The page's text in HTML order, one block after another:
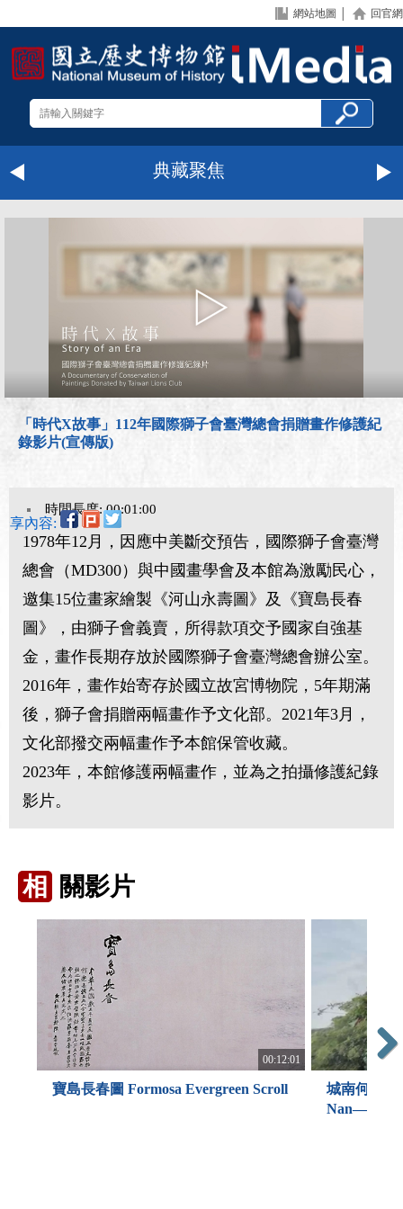
網站地圖 回官網
典藏聚焦
「時代X故事」112年國際獅子會臺灣總會捐贈畫作修護紀
錄影片(宣傳版)
時間長度: 00:01:00
享內容:
1978年12月，因應中美斷交預告，國際獅子會臺灣
總會（MD300）與中國畫學會及本館為激勵民心，
邀集15位畫家繪製《河山永壽圖》及《寶島長春
圖》，由獅子會義賣，所得款項交予國家自強基
金，畫作長期存放於國際獅子會臺灣總會辦公室。
2016年，畫作始寄存於國立故宮博物院，5年期滿
後，獅子會捐贈兩幅畫作予文化部。2021年3月，
文化部撥交兩幅畫作予本館保管收藏。
2023年，本館修護兩幅畫作，並為之拍攝修護紀錄
影片。
相 關影片
00:12:01
寶島長春圖 Formosa Evergreen Scroll
城南何趣—
Nan—Hello